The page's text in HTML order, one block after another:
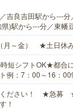
吉良吉田駅から---
県)駅から---分／東幡
月～金） ★土日休
短シフトOK★都合
例：7：00～16：
ださい！ ★急募 ★
！